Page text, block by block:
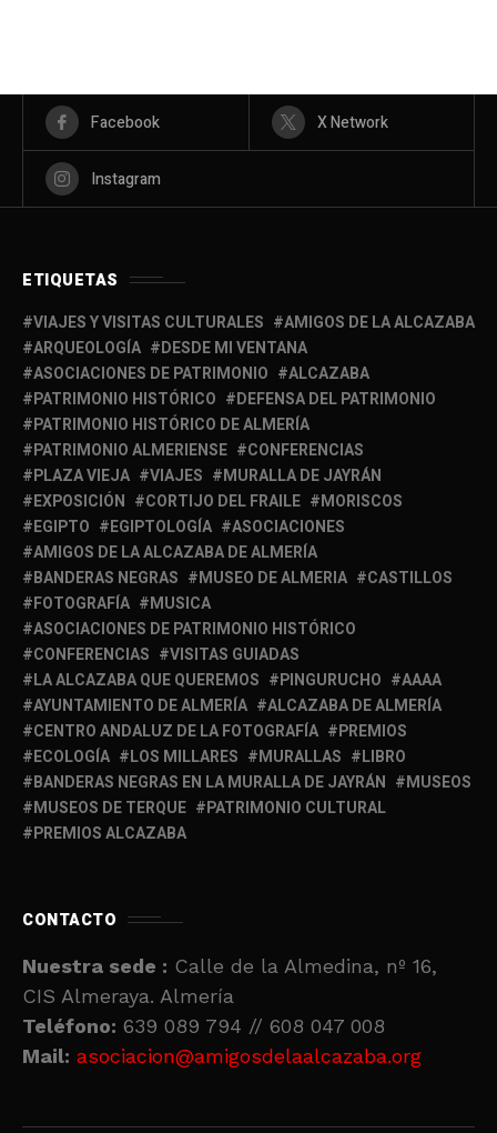
Facebook X Network
Instagram
ETIQUETAS
VIAJES Y VISITAS CULTURALES
AMIGOS DE LA ALCAZABA
ARQUEOLOGÍA
DESDE MI VENTANA
ASOCIACIONES DE PATRIMONIO
ALCAZABA
PATRIMONIO HISTÓRICO
DEFENSA DEL PATRIMONIO
PATRIMONIO HISTÓRICO DE ALMERÍA
PATRIMONIO ALMERIENSE
CONFERENCIAS
PLAZA VIEJA
VIAJES
MURALLA DE JAYRÁN
EXPOSICIÓN
CORTIJO DEL FRAILE
MORISCOS
EGIPTO
EGIPTOLOGÍA
ASOCIACIONES
AMIGOS DE LA ALCAZABA DE ALMERÍA
BANDERAS NEGRAS
MUSEO DE ALMERIA
CASTILLOS
FOTOGRAFÍA
MUSICA
ASOCIACIONES DE PATRIMONIO HISTÓRICO
CONFERENCIAS
VISITAS GUIADAS
LA ALCAZABA QUE QUEREMOS
PINGURUCHO
AAAA
AYUNTAMIENTO DE ALMERÍA
ALCAZABA DE ALMERÍA
CENTRO ANDALUZ DE LA FOTOGRAFÍA
PREMIOS
ECOLOGÍA
LOS MILLARES MURALLAS
LIBRO
BANDERAS NEGRAS EN LA MURALLA DE JAYRÁN
MUSEOS
MUSEOS DE TERQUE
PATRIMONIO CULTURAL
PREMIOS ALCAZABA
CONTACTO
Nuestra sede : Calle de la Almedina, nº 16,
CIS Almeraya. Almería
Teléfono: 639 089 794 // 608 047 008
Mail: asociacion@amigosdelaalcazaba.org